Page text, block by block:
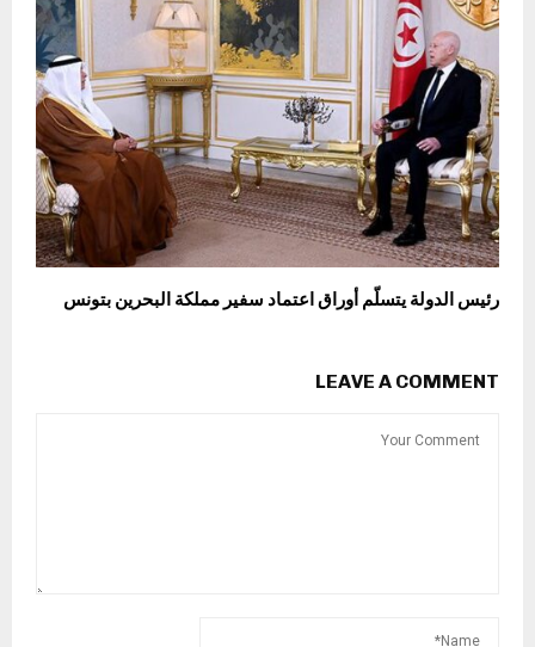
رئيس الدولة يتسلّم أوراق اعتماد سفير مملكة البحرين بتونس
LEAVE A COMMENT